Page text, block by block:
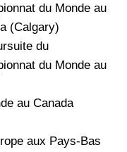
du Monde au
(Calgary)
du
du Monde au
au Canada
aux Pays-Bas